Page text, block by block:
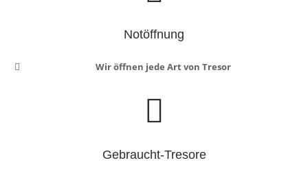
Notöffnung
Wir öffnen jede Art von Tresor
Gebraucht-Tresore